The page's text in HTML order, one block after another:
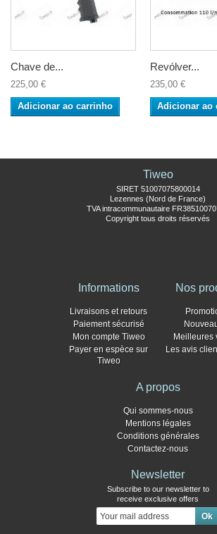
Chave de...
225,00 €
Adicionar ao carrinho
Revólver...
235,00 €
Adicionar ao
Tiweo
SIRET 51007075800014
Lezennes (Nord de France)
TVA intracommunautaire
Copyright tous droits réservés
Informations
Livraisons et retours
Paiement sécurisé
Mon compte Tiweo
Payer en espèce sur
Tiweo
Nos
Meilleures
Les avis
A propos
Qui sommes-nous
Mentions légales
Conditions générales
Contactez-nous
Newsletter
Subscribe to our newsletter to
receive exclusive offers